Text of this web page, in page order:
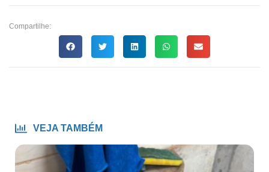
Compartilhe:
VEJA TAMBÉM